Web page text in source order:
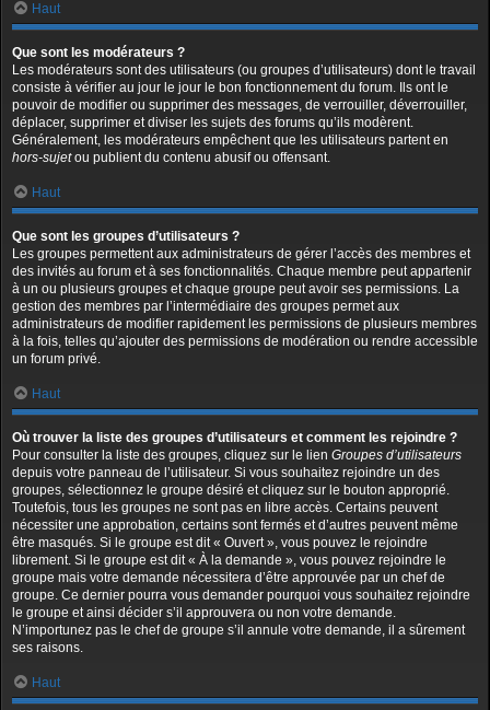
Haut
Que sont les modérateurs ?
Les modérateurs sont des utilisateurs (ou groupes d’utilisateurs) dont le travail
consiste à vérifier au jour le jour le bon fonctionnement du forum. Ils ont le
pouvoir de modifier ou supprimer des messages, de verrouiller, déverrouiller,
déplacer, supprimer et diviser les sujets des forums qu’ils modèrent.
Généralement, les modérateurs empêchent que les utilisateurs partent en
hors-sujetou publient du contenu abusif ou offensant.
Haut
Que sont les groupes d’utilisateurs ?
Les groupes permettent aux administrateurs de gérer l’accès des membres et
des invités au forum et à ses fonctionnalités. Chaque membre peut appartenir
à un ou plusieurs groupes et chaque groupe peut avoir ses permissions. La
gestion des membres par l’intermédiaire des groupes permet aux
administrateurs de modifier rapidement les permissions de plusieurs membres
à la fois, telles qu’ajouter des permissions de modération ou rendre accessible
un forum privé.
Haut
Où trouver la liste des groupes d’utilisateurs et comment les rejoindre ?
Pour consulter la liste des groupes, cliquez sur le lien Groupes d’utilisateurs
depuis votre panneau de l’utilisateur. Si vous souhaitez rejoindre un des
groupes, sélectionnez le groupe désiré et cliquez sur le bouton approprié.
Toutefois, tous les groupes ne sont pas en libre accès. Certains peuvent
nécessiter une approbation, certains sont fermés et d’autres peuvent même
être masqués. Si le groupe est dit « Ouvert », vous pouvez le rejoindre
librement. Si le groupe est dit « À la demande », vous pouvez rejoindre le
groupe mais votre demande nécessitera d’être approuvée par un chef de
groupe. Ce dernier pourra vous demander pourquoi vous souhaitez rejoindre
le groupe et ainsi décider s’il approuvera ou non votre demande.
N’importunez pas le chef de groupe s’il annule votre demande, il a sûrement
ses raisons.
Haut